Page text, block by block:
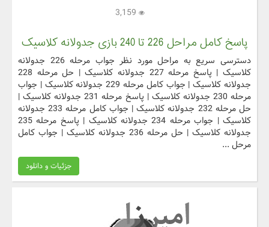
پاسخ کامل مراحل 226 تا 240 بازی جدولانه کلاسیک
دسترسی سریع به مراحل مورد نظر جواب مرحله 226 جدولانه
کلاسیک | پاسخ مرحله 227 جدولانه کلاسیک | حل مرحله 228
جدولانه کلاسیک | جواب کامل مرحله 229 جدولانه کلاسیک | جواب
مرحله 230 جدولانه کلاسیک | پاسخ مرحله 231 جدولانه کلاسیک |
حل مرحله 232 جدولانه کلاسیک | جواب کامل مرحله 233 جدولانه
کلاسیک | جواب مرحله 234 جدولانه کلاسیک | پاسخ مرحله 235
جدولانه کلاسیک | حل مرحله 236 جدولانه کلاسیک | جواب کامل
مرحل ...
جزئیات و دانلود